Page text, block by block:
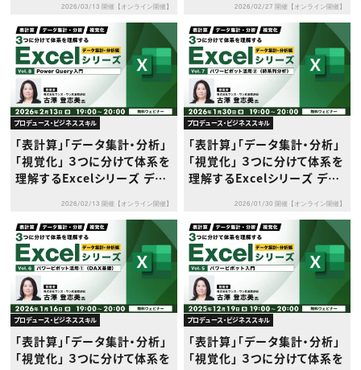
クリエイターインタビュー
ニュース・トレンド トップ
Web
映像
ゲーム・エンタメ
広告
出版
CREATIVE VILLAGEからのお知らせ
プロフェッショナル×つながる×メディア
er Queryとパワーピボットの
連携】
2026/03/13 開催【オンライン開催】
r Query活用】2026/02/27 開催【オンライン開催】
プロデュース・ビジネススキル
「表計算」「データ集計・分析」
「視覚化」 ３つに分けて体系を
理解するExcelシリーズ デー
r Query入門】2026/02/13 開催【オンライン開催】
プロデュース・ビジネススキル
「表計算」「データ集計・分析」
「視覚化」 ３つに分けて体系を
理解するExcelシリーズ デー
ピボット活用②（時系列分
析）】
2026/01/30 開催【オンライン開催】
プロデュース・ビジネススキル
「表計算」「データ集計・分析」
「視覚化」 ３つに分けて体系を
プロデュース・ビジネススキル
「表計算」「データ集計・分析」
「視覚化」 ３つに分けて体系を